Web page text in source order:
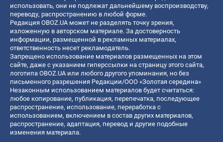
использовать, они не подлежат дальнейшему воспроизводству,
переводу, распространению в любой форме.
Редакция OBOZ.UA может не разделять точку зрения,
изложенную в авторском материале. За достоверность
информации, размещенной в рекламных материалах,
ответственность несет рекламодатель.
Запрещено использование материалов размещенных на этом
сайте, даже с указанием гиперссылки на страницу этого сайта,
логотипа OBOZ.UA или любого другого упоминания, но без
письменного разрешения Редакции/ООО «Золотая середина»
Незаконным использованием материалов будет считаться:
любое копирование, публикация, перепечатка, последующее
распространение, использование, переработка с
использованием, включением в состав других материалов,
распространение, адаптация, перевод и другие подобные
изменения материала.